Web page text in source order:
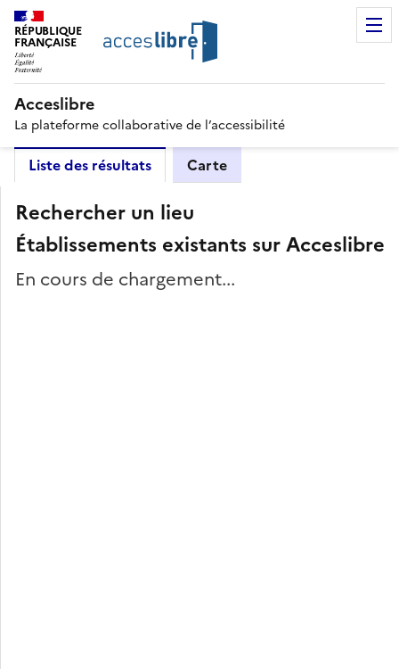
RÉPUBLIQUE
FRANÇAISE
Acceslibre
La plateforme collaborative de l’accessibilité
Liste des résultats Carte
Rechercher un lieu
Établissements existants sur Acceslibre
En cours de chargement...